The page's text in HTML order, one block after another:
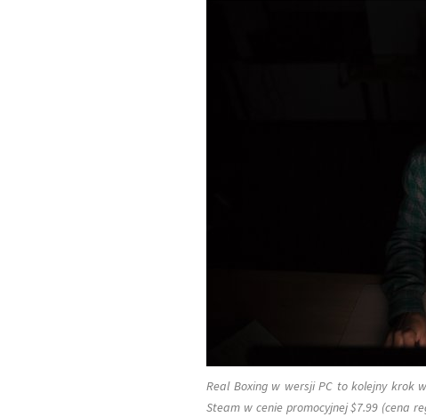
Real Boxing w wersji PC to kolejny krok
Steam w cenie promocyjnej $7.99 (cena